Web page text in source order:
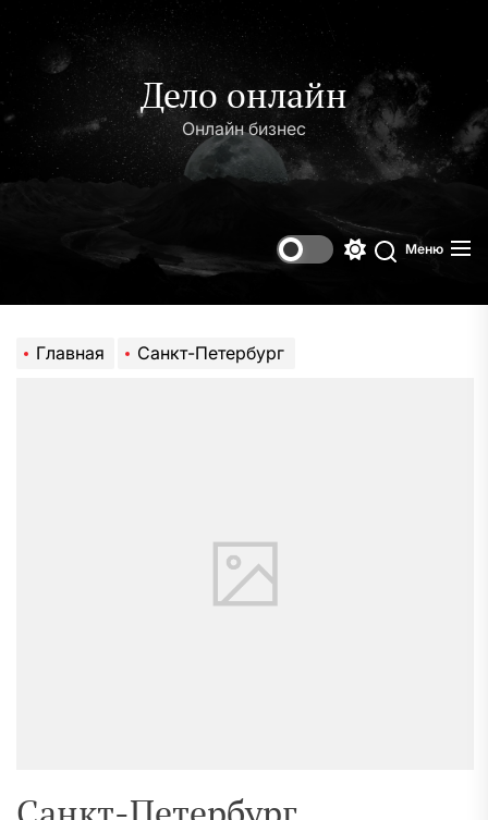
содержимому
Дело онлайн
Онлайн бизнес
Поиск
Меню
Главная Санкт-Петербург